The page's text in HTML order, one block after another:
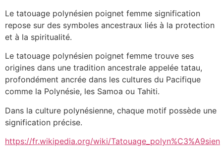
Le tatouage polynésien poignet femme signification
repose sur des symboles ancestraux liés à la protection
et à la spiritualité.
Le tatouage polynésien poignet femme trouve ses
origines dans une tradition ancestrale appelée tatau,
profondément ancrée dans les cultures du Pacifique
comme la Polynésie, les Samoa ou Tahiti.
Dans la culture polynésienne, chaque motif possède une
signification précise.
https://fr.wikipedia.org/wiki/Tatouage_polyn%C3%A9sien